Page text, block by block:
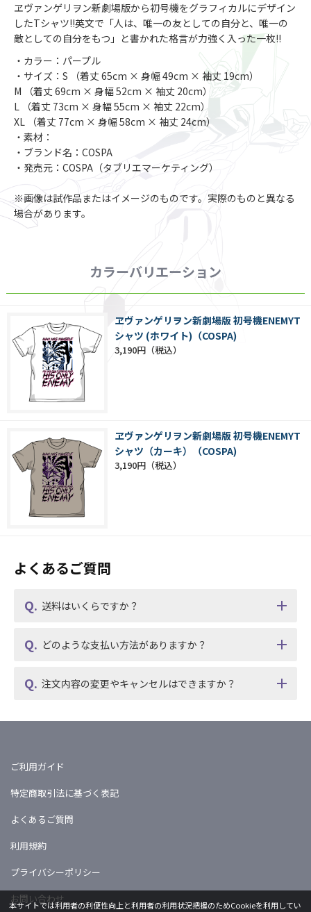
ヱヴァンゲリヲン新劇場版から初号機をグラフィカルにデザイン
したTシャツ!!英文で「人は、唯一の友としての自分と、唯一の
敵としての自分をもつ」と書かれた格言が力強く入った一枚!!
・カラー：パープル
・サイズ：S （着丈 65cm × 身幅 49cm × 袖丈 19cm）
M （着丈 69cm × 身幅 52cm × 袖丈 20cm）
L （着丈 73cm × 身幅 55cm × 袖丈 22cm）
XL （着丈 77cm × 身幅 58cm × 袖丈 24cm）
・素材：
・ブランド名：COSPA
・発売元：COSPA（タブリエマーケティング）
※画像は試作品またはイメージのものです。実際のものと異なる
場合があります。
カラーバリエーション
ヱヴァンゲリヲン新劇場版 初号機ENEMYT
シャツ (ホワイト)（COSPA)
3,190円
ヱヴァンゲリヲン新劇場版 初号機ENEMYT
シャツ（カーキ）（COSPA)
3,190円
よくあるご質問
送料はいくらですか？
どのような支払い方法がありますか？
注文内容の変更やキャンセルはできますか？
ご利用ガイド
特定商取引法に基づく表記
よくあるご質問
利用規約
プライバシーポリシー
お問い合わせ
本サイトでは利用者の利便性向上と利用者の利用状況把握のためCookieを利用してい